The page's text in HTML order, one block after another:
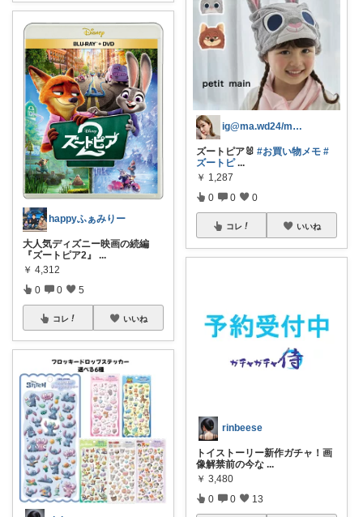
happyふぁみりー
大人気ディズニー映画の続編
『ズートピア2』
...
￥ 4,312
0 0 5
コレ いいね
ig@ma.wd24/maho.
ズートピア🐰 #お買い物メモ #
ズートピ ...
￥ 1,287
0 0 0
コレ いいね
rinbeese
トイストーリー新作ガチャ！画
像解禁前の今な ...
￥ 3,480
0 0 13